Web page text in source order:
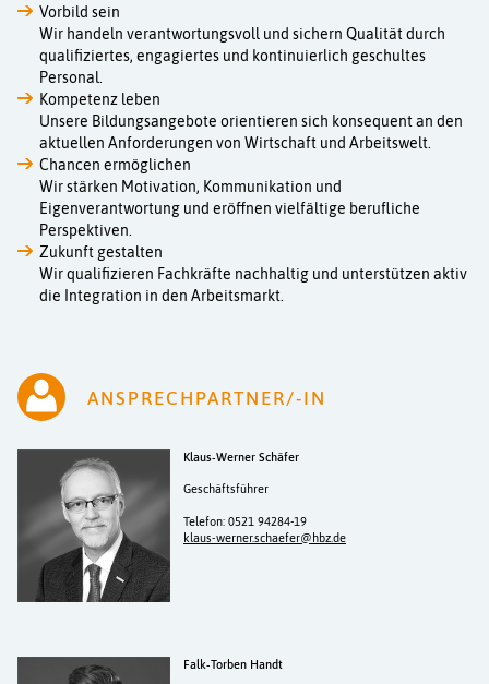
Vorbild sein
Wir handeln verantwortungsvoll und sichern Qualität durch
qualifiziertes, engagiertes und kontinuierlich geschultes
Personal.
Kompetenz leben
Unsere Bildungsangebote orientieren sich konsequent an den
aktuellen Anforderungen von Wirtschaft und Arbeitswelt.
Chancen ermöglichen
Wir stärken Motivation, Kommunikation und
Eigenverantwortung und eröffnen vielfältige berufliche
Perspektiven.
Zukunft gestalten
Wir qualifizieren Fachkräfte nachhaltig und unterstützen aktiv
die Integration in den Arbeitsmarkt.
ANSPRECHPARTNER/-IN
Klaus-Werner Schäfer
Geschäftsführer
Telefon: 0521 94284-19
klaus-werner.schaefer@hbz.de
Falk-Torben Handt